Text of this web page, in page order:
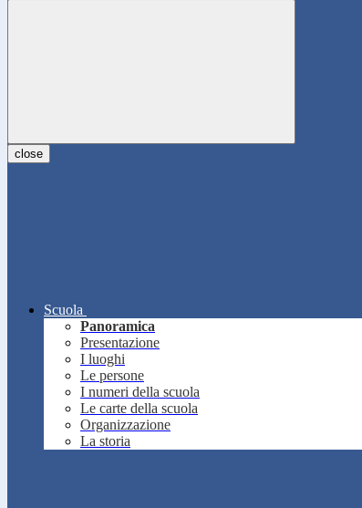
close
Scuola
Panoramica
Presentazione
I luoghi
Le persone
I numeri della scuola
Le carte della scuola
Organizzazione
La storia